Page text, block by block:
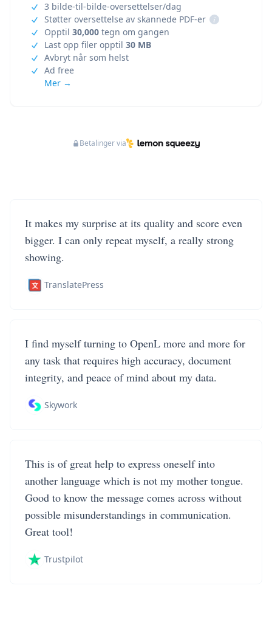
3 bilde-til-bilde-oversettelser/dag
Støtter oversettelse av skannede PDF-er
i
Opptil 30,000 tegn om gangen
Last opp filer opptil 30 MB
Avbryt når som helst
Ad free
Mer →
Betalinger via
It makes my surprise at its quality and score even
bigger. I can only repeat myself, a really strong
showing.
TranslatePress
I find myself turning to OpenL more and more for
any task that requires high accuracy, document
integrity, and peace of mind about my data.
Skywork
This is of great help to express oneself into
another language which is not my mother tongue.
Good to know the message comes across without
possible misunderstandings in communication.
Great tool!
Trustpilot